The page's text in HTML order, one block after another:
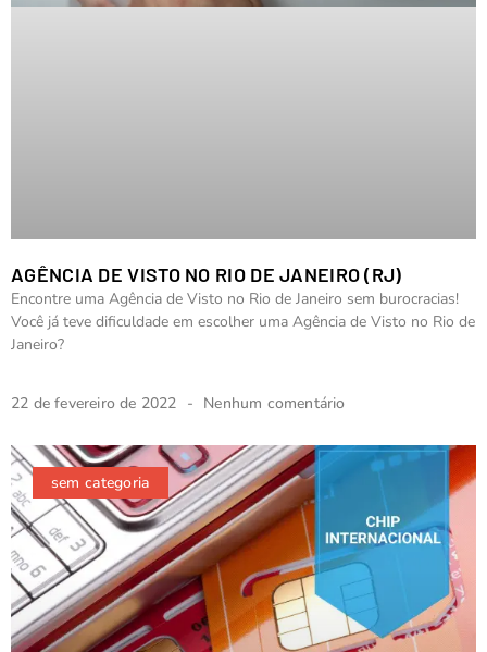
AGÊNCIA DE VISTO NO RIO DE JANEIRO (RJ)
Encontre uma Agência de Visto no Rio de Janeiro sem burocracias!
Você já teve dificuldade em escolher uma Agência de Visto no Rio de
Janeiro?
22 de fevereiro de 2022 Nenhum comentário
sem categoria